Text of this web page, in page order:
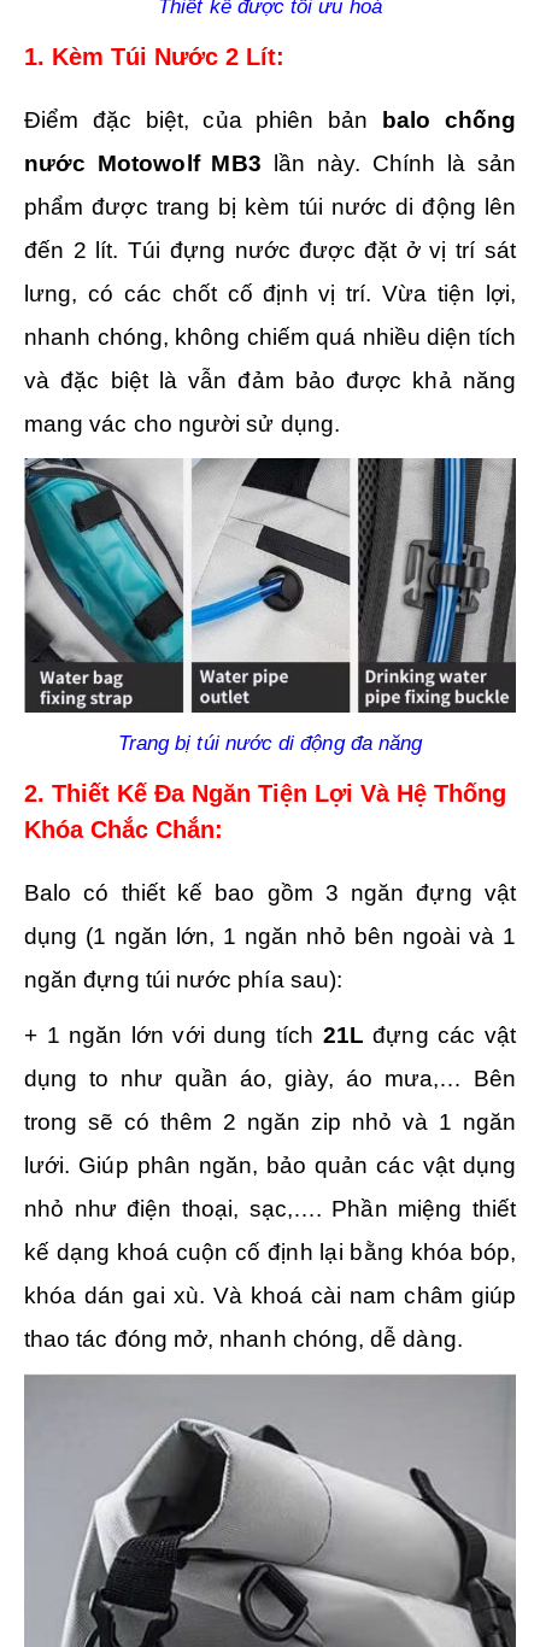
Thiết kế được tối ưu hoá
1. Kèm Túi Nước 2 Lít:
Điểm đặc biệt, của phiên bản
balo chống
nước Motowolf MB3 lần này. Chính là sản
phẩm được trang bị kèm túi nước di động lên
đến 2 lít. Túi đựng nước được đặt ở vị trí sát
lưng, có các chốt cố định vị trí. Vừa tiện lợi,
nhanh chóng, không chiếm quá nhiều diện tích
và đặc biệt là vẫn đảm bảo được khả năng
mang vác cho người sử dụng.
Trang bị túi nước di động đa năng
2. Thiết Kế Đa Ngăn Tiện Lợi Và Hệ Thống
Khóa Chắc Chắn:
Balo có thiết kế bao gồm 3 ngăn đựng vật
dụng (1 ngăn lớn, 1 ngăn nhỏ bên ngoài và 1
ngăn đựng túi nước phía sau):
+ 1 ngăn lớn với dung tích 21L đựng các vật
dụng to như quần áo, giày, áo mưa,… Bên
trong sẽ có thêm 2 ngăn zip nhỏ và 1 ngăn
lưới. Giúp phân ngăn, bảo quản các vật dụng
nhỏ như điện thoại, sạc,…. Phần miệng thiết
kế dạng khoá cuộn cố định lại bằng khóa bóp,
khóa dán gai xù. Và khoá cài nam châm giúp
thao tác đóng mở, nhanh chóng, dễ dàng.